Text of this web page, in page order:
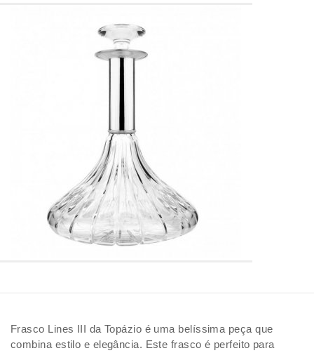
Frasco Lines III da Topázio é uma belíssima peça que
combina estilo e elegância. Este frasco é perfeito para